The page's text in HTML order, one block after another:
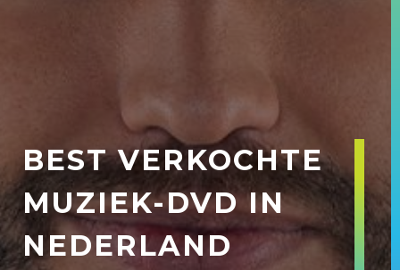
BEST VERKOCHTE
MUZIEK-DVD IN
NEDERLAND